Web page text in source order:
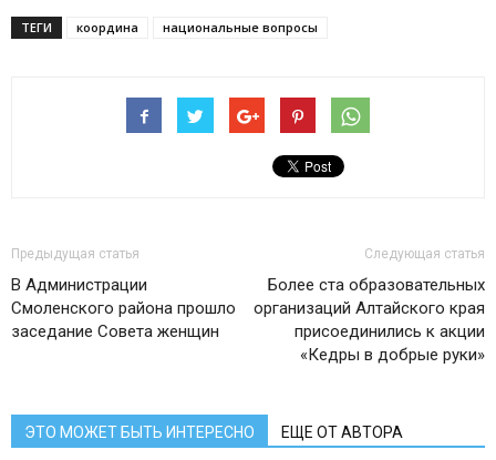
ТЕГИ координа национальные вопросы
Предыдущая статья
В Администрации
Смоленского района прошло
заседание Совета женщин
Следующая статья
Более ста образовательных
организаций Алтайского края
присоединились к акции
«Кедры в добрые руки»
ЭТО МОЖЕТ БЫТЬ ИНТЕРЕСНО ЕЩЕ ОТ АВТОРА